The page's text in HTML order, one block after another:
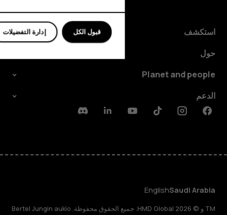
استكشف
حول
Planet and people
الدعم
Facebook
Instagram
Tiktok
Youtube
Linkedin
Discord
Saudi Arabia
English
TM و © 2026 HMD Global. جميع الحقوق محفوظة. Bertel Jungin aukio
إدارة التفضيلات قبول الكل